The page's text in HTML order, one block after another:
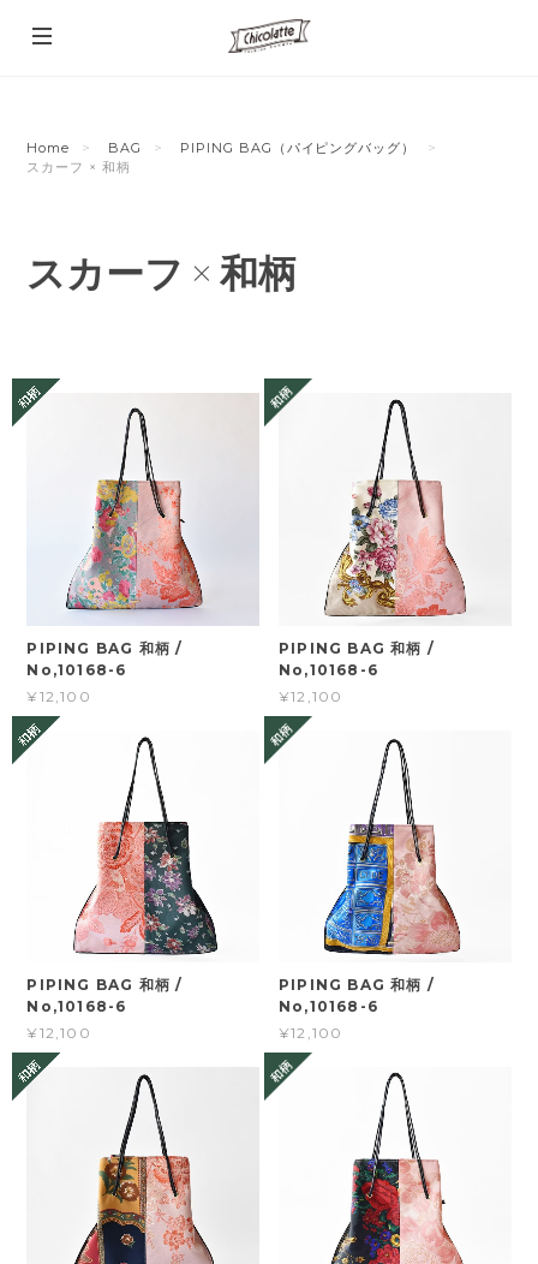
Home BAG
PIPING BAG（パイピングバッグ）
スカーフ × 和柄
スカーフ × 和柄
PIPING BAG 和柄 /
No,10168-6
¥12,100
PIPING BAG 和柄 /
No,10168-6
¥12,100
PIPING BAG 和柄 /
No,10168-6
¥12,100
PIPING BAG 和柄 /
No,10168-6
¥12,100